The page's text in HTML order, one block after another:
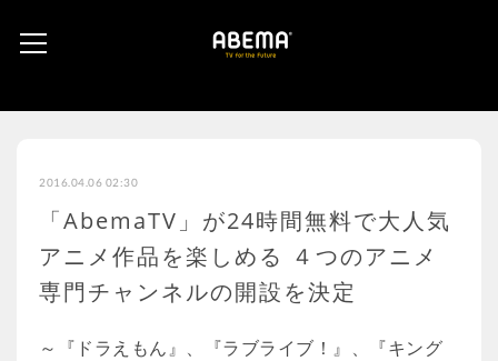
2016.04.06 02:30
「AbemaTV」が24時間無料で大人気
アニメ作品を楽しめる ４つのアニメ
専門チャンネルの開設を決定
～『ドラえもん』、『ラブライブ！』、『キング